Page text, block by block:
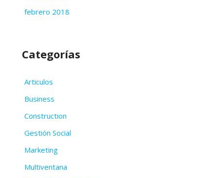
febrero 2018
Categorías
Articulos
Business
Construction
Gestión Social
Marketing
Multiventana